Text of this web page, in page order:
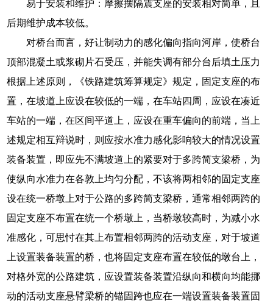
易于安装和维护：摩擦摆隔震支座的安装相对简单，且
后期维护成本较低。
对桥台而言，好让制动力的感化偏向指向河岸，使桥台
顶部混凝土或浆砌片石受压，并能失调有部分台后填土压力
根据上述原则，《铁路建筑筹算规定》规定，固定支座的布
置，在坡道上应设在较低的一端，在车站四周，应设在凑近
车站的一端，在区间平道上，应设在重车偏向的前端，当上
述规定相互辩说时，则应按水准力感化影响较大的情况设置
装备装置，即应先不满坡道上的紧要对于多跨简支梁桥，为
使纵向水准力在各敦上均匀分配，不该将两相邻的固定支座
设在统一桥墩上对于公路的多跨简支梁桥，通常相邻两跨的
固定支座不布置在统一个桥墩上，当桥墩较高时，为减小水
准感化，可思忖在其上布置相邻两跨的活动支座，对于坡道
上设置装备装置的桥，也将固定支座布置在较低的墩台上，
对格外宽的公路建筑，应设置装备装置沿纵向和横向均能挪
动的活动支座悬臂梁桥的锚固跨也应在一端设置装备装置固